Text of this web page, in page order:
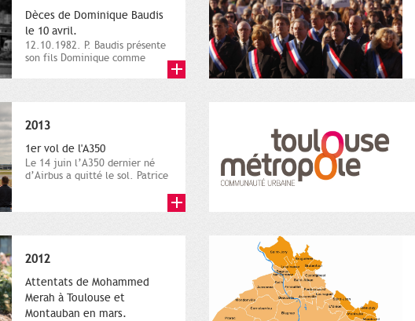
Dèces de Dominique Baudis
le 10 avril.
12.10.1982. P. Baudis présente
son fils Dominique comme
2013
1er vol de l'A350
Le 14 juin l’A350 dernier né
d’Airbus a quitté le sol. Patrice
2012
Attentats de Mohammed
Merah à Toulouse et
Montauban en mars.